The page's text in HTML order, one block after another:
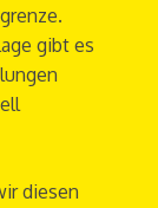
gibt es
diesen